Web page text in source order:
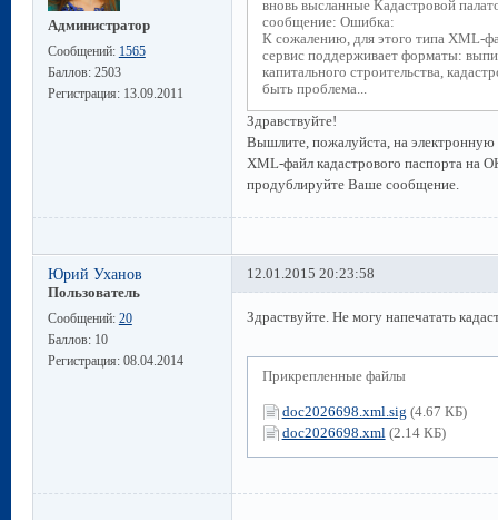
Администратор
Сообщений: 1565
Баллов: 2503
Регистрация: 13.09.2011
вновь высланные Кадастровой
сообщение: Ошибка:
К сожалению, для этого типа XML-
сервис поддерживает форматы:
капитального строительства,
быть проблема...
Здравствуйте!
Вышлите, пожалуйста, на
XML-файл кадастрового паспорта на
продублируйте Ваше сообщение.
Юрий Уханов
Пользователь
Сообщений: 20
Баллов: 10
Регистрация: 08.04.2014
12.01.2015 20:23:58
Здраствуйте. Не могу напечатать
Прикрепленные файлы
doc2026698.xml.sig (4.67 КБ)
doc2026698.xml (2.14 КБ)